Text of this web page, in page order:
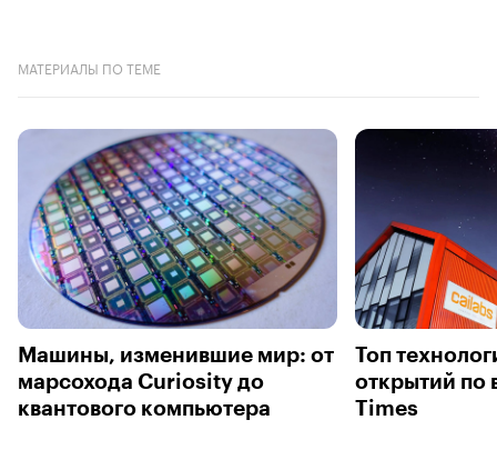
МАТЕРИАЛЫ ПО ТЕМЕ
Машины, изменившие мир: от
марсохода Curiosity до
квантового компьютера
Топ
открытий по
Times